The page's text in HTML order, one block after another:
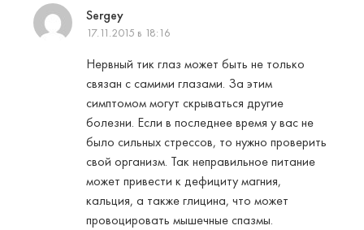
Sergey
17.11.2015 в 18:16
Нервный тик глаз может быть не только
связан с самими глазами. За этим
симптомом могут скрываться другие
болезни. Если в последнее время у вас не
было сильных стрессов, то нужно проверить
свой организм. Так неправильное питание
может привести к дефициту магния,
кальция, а также глицина, что может
провоцировать мышечные спазмы.